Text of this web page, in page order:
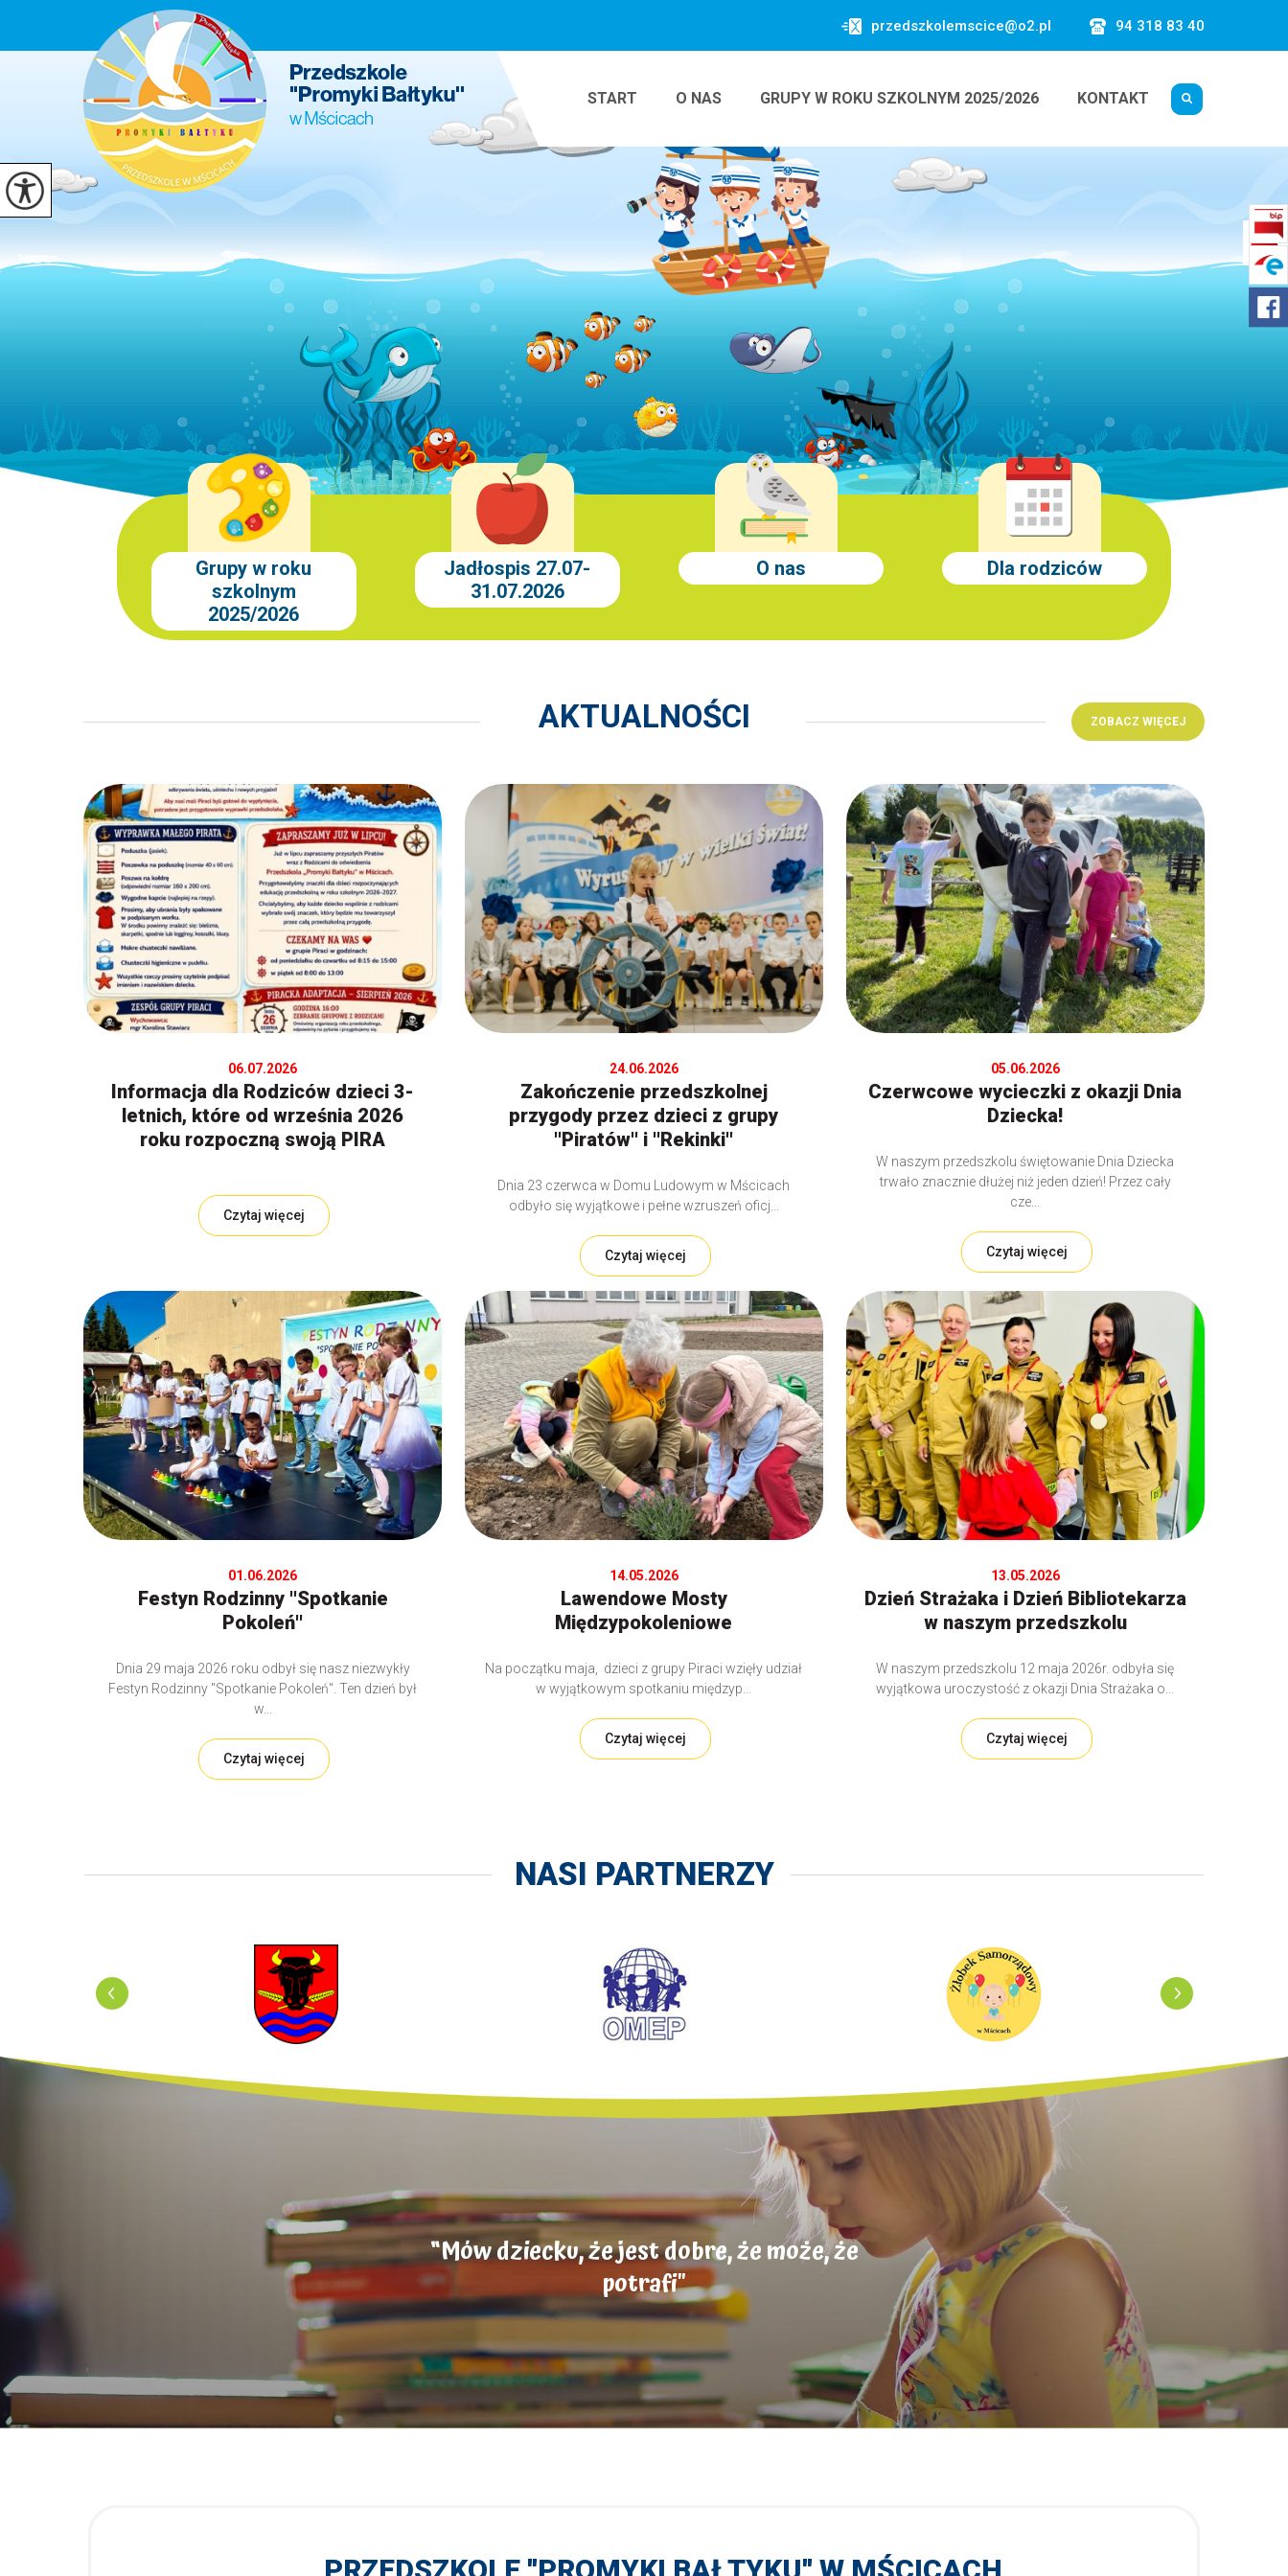
przedszkolemscice@o2.pl 94 318 83 40
START O NAS GRUPY W ROKU SZKOLNYM 2025/2026 KONTAKT
Grupy w roku
szkolnym
2025/2026
Jadłospis 27.07-
31.07.2026
O nas Dla rodziców
AKTUALNOŚCI
06.07.2026
Informacja dla Rodziców dzieci 3-
letnich, które od września 2026
roku rozpoczną swoją PIRA
Czytaj więcej
24.06.2026
Zakończenie przedszkolnej
przygody przez dzieci z grupy
''Piratów'' i ''Rekinki''
Dnia 23 czerwca w Domu Ludowym w Mścicach
odbyło się wyjątkowe i pełne wzruszeń oficj...
Czytaj więcej
05.06.2026
Czerwcowe wycieczki z okazji Dnia
Dziecka!
W naszym przedszkolu świętowanie Dnia Dziecka
trwało znacznie dłużej niż jeden dzień! Przez cały
cze...
Czytaj więcej
01.06.2026
Festyn Rodzinny ''Spotkanie
Pokoleń''
Dnia 29 maja 2026 roku odbył się nasz niezwykły
Festyn Rodzinny "Spotkanie Pokoleń". Ten dzień był
w...
Czytaj więcej
14.05.2026
Lawendowe Mosty
Międzypokoleniowe
Na początku maja, dzieci z grupy Piraci wzięły udział
w wyjątkowym spotkaniu międzyp...
Czytaj więcej
13.05.2026
Dzień Strażaka i Dzień Bibliotekarza
w naszym przedszkolu
W naszym przedszkolu 12 maja 2026r. odbyła się
wyjątkowa uroczystość z okazji Dnia Strażaka o...
Czytaj więcej
ZOBACZ WIĘCEJ
NASI PARTNERZY
“Mów dziecku, że jest dobre, że może, że
potrafi"